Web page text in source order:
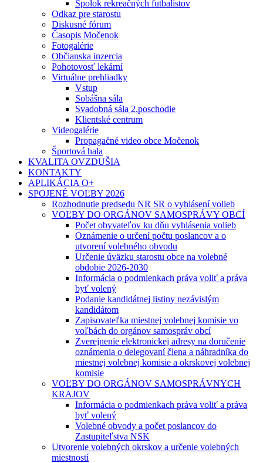
Spolok rekreačných futbalistov
Odkaz pre starostu
Diskusné fórum
Časopis Močenok
Fotogalérie
Občianska inzercia
Pohotovosť lekární
Virtuálne prehliadky
Vstup
Sobášna sála
Svadobná sála 2.poschodie
Klientské centrum
Videogalérie
Propagačné video obce Močenok
Športová hala
KVALITA OVZDUŠIA
KONTAKTY
APLIKÁCIA O+
SPOJENÉ VOĽBY 2026
Rozhodnutie predsedu NR SR o vyhlásení volieb
VOĽBY DO ORGÁNOV SAMOSPRÁVY OBCÍ
Počet obyvateľov ku dňu vyhlásenia volieb
Oznámenie o určení počtu poslancov a o
utvorení volebného obvodu
Určenie úväzku starostu obce na volebné
obdobie 2026-2030
Informácia o podmienkach práva voliť a práva
byť volený
Podanie kandidátnej listiny nezávislým
kandidátom
Zapisovateľka miestnej volebnej komisie vo
voľbách do orgánov samospráv obcí
Zverejnenie elektronickej adresy na doručenie
oznámenia o delegovaní člena a náhradníka do
miestnej volebnej komisie a okrskovej volebnej
komisie
VOĽBY DO ORGÁNOV SAMOSPRÁVNYCH
KRAJOV
Informácia o podmienkach práva voliť a práva
byť volený
Volebné obvody a počet poslancov do
Zastupiteľstva NSK
Utvorenie volebných okrskov a určenie volebných
miestností